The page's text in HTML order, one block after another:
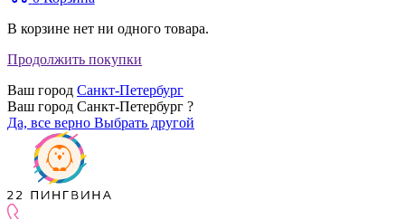
В корзине нет ни одного товара.
Продолжить покупки
Ваш город Санкт-Петербург
Ваш город Санкт-Петербург ?
Да, все верно Выбрать другой